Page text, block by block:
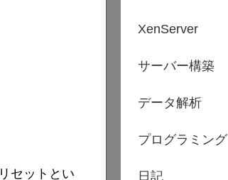
セットとい
XenServer
サーバー構築
データ解析
プログラミング
日記